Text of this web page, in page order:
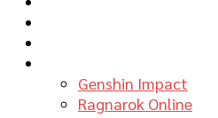
Genshin Impact
Ragnarok Online